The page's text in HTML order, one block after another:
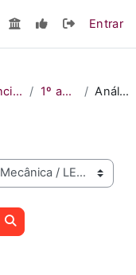
Entrar
LEM - Licenciatura em Engenharia Mecânica 1º ano - 1º semestre Análise Matemática
Pesquisar disciplinas